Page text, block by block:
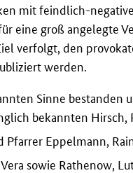
mit feindlich-
eine groß angelegte
verfolgt, den
werden.
Sinne bestanden
bekannten Hirsch,
Pfarrer Eppelmann,
sowie Rathenow,